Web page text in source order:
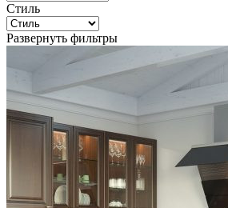
Стиль
Развернуть фильтры